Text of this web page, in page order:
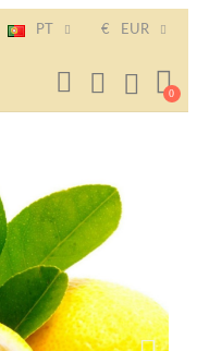
PT € EUR